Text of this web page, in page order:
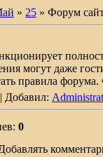
» 25 » Форум
могут даже
правила
Добавил:
0